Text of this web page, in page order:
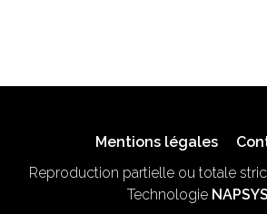
Mentions légales
Reproduction partielle ou totale
Technologie